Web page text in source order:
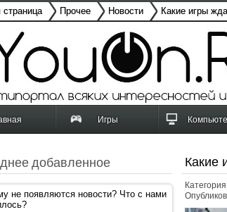
страница Прочее Новости Какие игры
Игры
добавленное
не появляются новости? Что с нами
Какие